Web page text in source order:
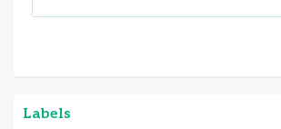
Labels